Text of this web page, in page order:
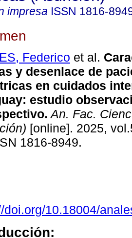
impresa ISSN 1816-
Federico et al.
y desenlace de
en cuidados
estudio
An. Fac.
[online]. 2025,
1816-8949.
doi.org/10.18004/